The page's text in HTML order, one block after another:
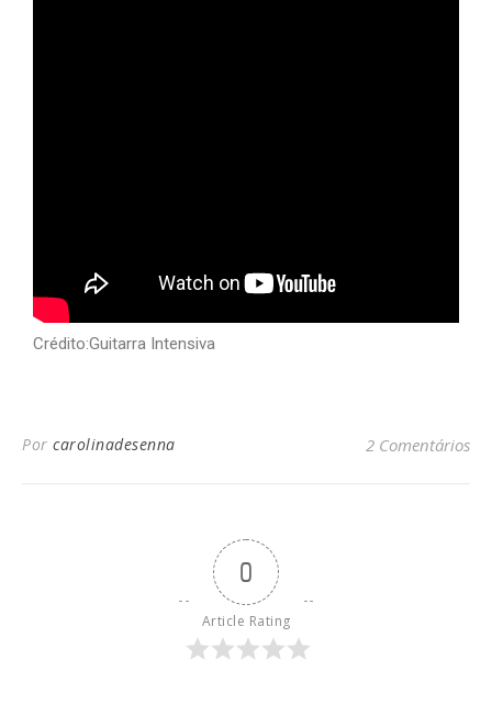
Crédito:Guitarra Intensiva
Por carolinadesenna 2 Comentários
0
Article Rating